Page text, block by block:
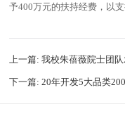
予400万元的扶持经费，以
上一篇:我校朱蓓薇院士团队发现具有
下一篇:20年开发5大品类200多款海